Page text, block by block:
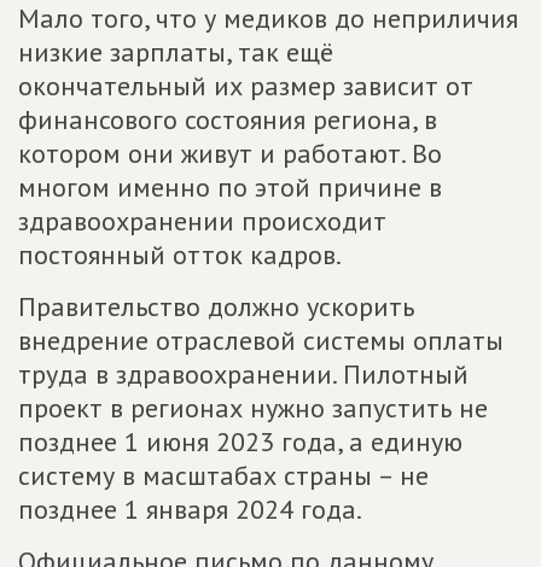
Мало того, что у медиков до неприличия
низкие зарплаты, так ещё
окончательный их размер зависит от
финансового состояния региона, в
котором они живут и работают. Во
многом именно по этой причине в
здравоохранении происходит
постоянный отток кадров.
Правительство должно ускорить
внедрение отраслевой системы оплаты
труда в здравоохранении. Пилотный
проект в регионах нужно запустить не
позднее 1 июня 2023 года, а единую
систему в масштабах страны – не
позднее 1 января 2024 года.